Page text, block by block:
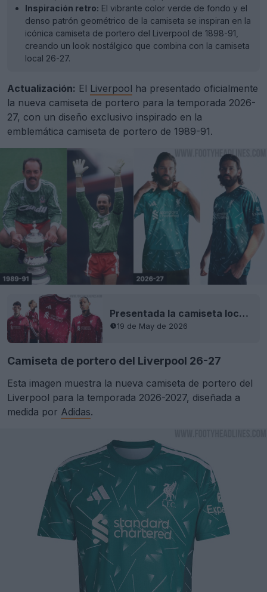
Inspiración retro: El vibrante color verde de fondo y el
denso patrón geométrico de la camiseta se inspiran en la
icónica camiseta de portero del Liverpool de 1898-91,
creando un look nostálgico que combina con la camiseta
local 26-27.
Actualización: El Liverpool ha presentado oficialmente
la nueva camiseta de portero para la temporada 2026-
27, con un diseño exclusivo inspirado en la
emblemática camiseta de portero de 1989-91.
Presentada la camiseta local del Liverpool 26-27
19 de May de 2026
Camiseta de portero del Liverpool 26-27
Esta imagen muestra la nueva camiseta de portero del
Liverpool para la temporada 2026-2027, diseñada a
medida por Adidas.